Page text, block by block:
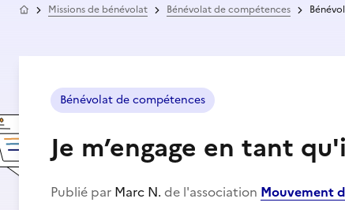
AccueilMissions de bénévolat Bénévolat de compétences
Bénévolat de compétences
Je m’engage en tant
Publié par Marc N. de l'association Mouvement